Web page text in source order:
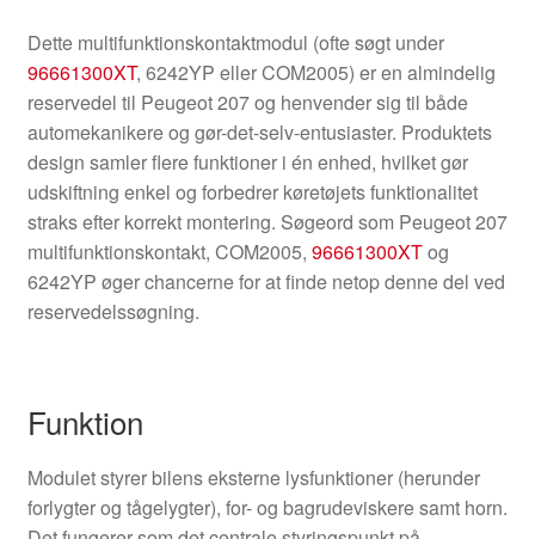
Dette multifunktionskontaktmodul (ofte søgt under
96661300XT, 6242YP eller COM2005) er en almindelig
reservedel til Peugeot 207 og henvender sig til både
automekanikere og gør-det-selv-entusiaster. Produktets
design samler flere funktioner i én enhed, hvilket gør
udskiftning enkel og forbedrer køretøjets funktionalitet
straks efter korrekt montering. Søgeord som Peugeot 207
multifunktionskontakt, COM2005, 96661300XTog
6242YP øger chancerne for at finde netop denne del ved
reservedelssøgning.
Funktion
Modulet styrer bilens eksterne lysfunktioner (herunder
forlygter og tågelygter), for- og bagrudeviskere samt horn.